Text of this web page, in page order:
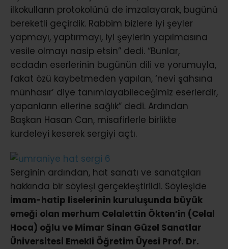
ilkokulların protokolünü de imzalayarak, bugünü
bereketli geçirdik. Rabbim bizlere iyi şeyler
yapmayı, yaptırmayı, iyi şeylerin yapılmasına
vesile olmayı nasip etsin” dedi. “Bunlar,
ecdadın eserlerinin bugünün dili ve yorumuyla,
fakat özü kaybetmeden yapılan, ‘nevi şahsına
münhasır’ diye tanımlayabileceğimiz eserlerdir,
yapanların ellerine sağlık” dedi. Ardından
Başkan Hasan Can, misafirlerle birlikte
kurdeleyi keserek sergiyi açtı.
Serginin ardından, hat sanatı ve sanatçıları
hakkında bir söyleşi gerçekleştirildi. Söyleşide
İmam-hatip liselerinin kuruluşunda büyük
emeği olan merhum Celalettin Ökten’in (Celal
Hoca) oğlu ve Mimar Sinan Güzel Sanatlar
Üniversitesi Emekli Öğretim Üyesi Prof. Dr.